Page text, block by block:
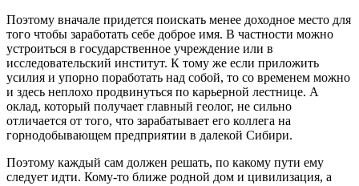
Поэтому вначале придется поискать менее доходное место для
того чтобы заработать себе доброе имя. В частности можно
устроиться в государственное учреждение или в
исследовательский институт. К тому же если приложить
усилия и упорно поработать над собой, то со временем можно
и здесь неплохо продвинуться по карьерной лестнице. А
оклад, который получает главный геолог, не сильно
отличается от того, что зарабатывает его коллега на
горнодобывающем предприятии в далекой Сибири.
Поэтому каждый сам должен решать, по какому пути ему
следует идти. Кому-то ближе родной дом и цивилизация, а